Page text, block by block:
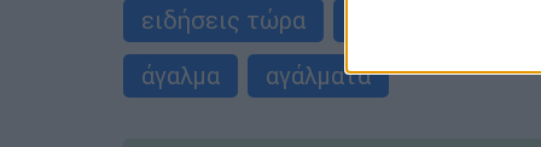
I want
ειδήσεις τώρα
άγαλμα
αγάλματα